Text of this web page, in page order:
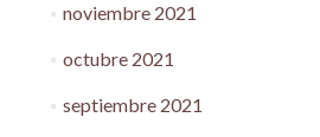
noviembre 2021
octubre 2021
septiembre 2021